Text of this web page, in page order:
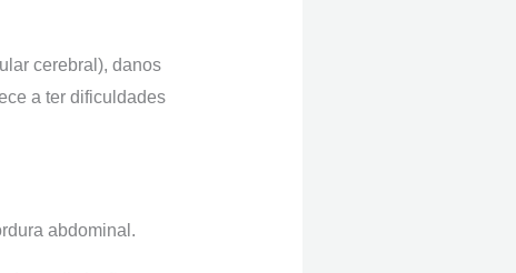
cerebral), danos
a ter dificuldades
abdominal.